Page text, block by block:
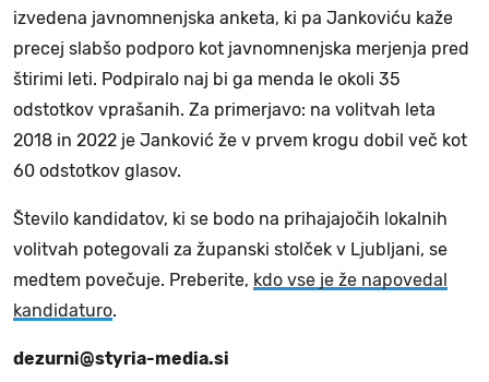
izvedena javnomnenjska anketa, ki pa Jankoviću kaže
precej slabšo podporo kot javnomnenjska merjenja pred
štirimi leti. Podpiralo naj bi ga menda le okoli 35
odstotkov vprašanih. Za primerjavo: na volitvah leta
2018 in 2022 je Janković že v prvem krogu dobil več kot
60 odstotkov glasov.
Število kandidatov, ki se bodo na prihajajočih lokalnih
volitvah potegovali za županski stolček v Ljubljani, se
medtem povečuje. Preberite, kdo vse je že napovedal
kandidaturo.
dezurni@styria-media.si